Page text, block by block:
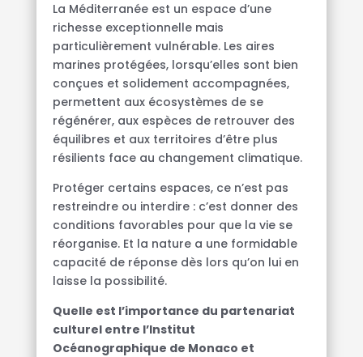
La Méditerranée est un espace d’une
richesse exceptionnelle mais
particulièrement vulnérable. Les aires
marines protégées, lorsqu’elles sont bien
conçues et solidement accompagnées,
permettent aux écosystèmes de se
régénérer, aux espèces de retrouver des
équilibres et aux territoires d’être plus
résilients face au changement climatique.
Protéger certains espaces, ce n’est pas
restreindre ou interdire : c’est donner des
conditions favorables pour que la vie se
réorganise. Et la nature a une formidable
capacité de réponse dès lors qu’on lui en
laisse la possibilité.
Quelle est l’importance du partenariat
culturel entre l’Institut
Océanographique de Monaco et